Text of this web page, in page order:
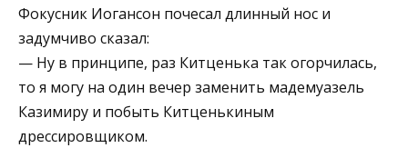
Фокусник Иогансон почесал длинный нос и
задумчиво сказал:
— Ну в принципе, раз Китценька так огорчилась,
то я могу на один вечер заменить мадемуазель
Казимиру и побыть Китценькиным
дрессировщиком.